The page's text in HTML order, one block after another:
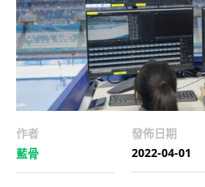
作者
藍骨
發佈日期
2022-04-01